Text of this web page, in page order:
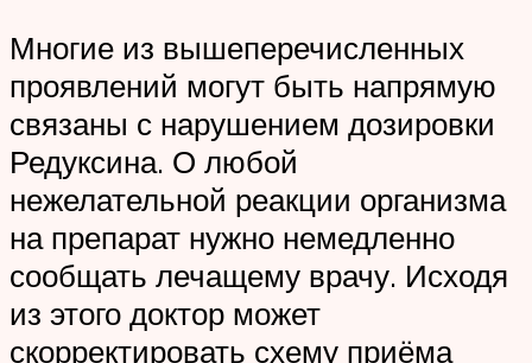
Многие из вышеперечисленных
проявлений могут быть напрямую
связаны с нарушением дозировки
Редуксина. О любой
нежелательной реакции организма
на препарат нужно немедленно
сообщать лечащему врачу. Исходя
из этого доктор может
скорректировать схему приёма